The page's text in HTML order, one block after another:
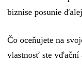
biznise posunie
Čo oceňujete na
vlastnosť ste vďační